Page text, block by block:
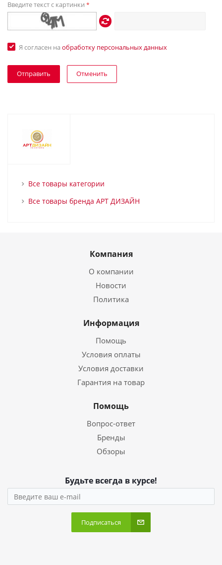
Введите текст с картинки *
Я согласен на обработку персональных данных
Отменить
Все товары категории
Все товары бренда АРТ ДИЗАЙН
Компания
О компании
Новости
Политика
Информация
Помощь
Условия оплаты
Условия доставки
Гарантия на товар
Помощь
Вопрос-ответ
Бренды
Обзоры
Будьте всегда в курсе!
Подписаться